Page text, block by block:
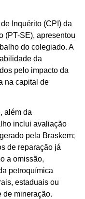
Inquérito (CPI) da
(PT-SE), apresentou
do colegiado. A
da
pelo impacto da
na capital de
além da
inclui avaliação
pela Braskem;
de reparação já
a omissão,
petroquímica
estaduais ou
de mineração.